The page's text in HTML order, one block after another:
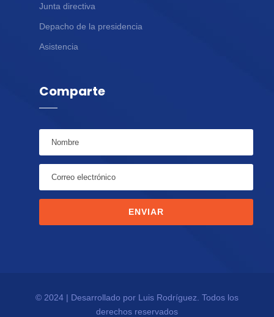
Junta directiva
Depacho de la presidencia
Asistencia
Comparte
ENVIAR
© 2024 | Desarrollado por Luis Rodríguez. Todos los
derechos reservados